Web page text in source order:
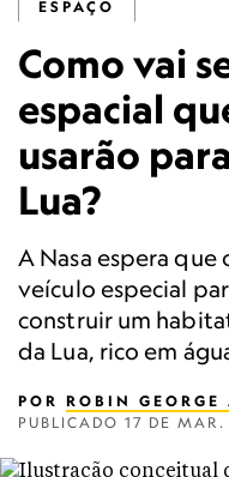
ESPAÇO
Como vai
espacial
usarão
Lua?
A Nasa espera
veículo especial
construir um
da Lua, rico em
POR ROBIN GEORGE
PUBLICADO 17 DE